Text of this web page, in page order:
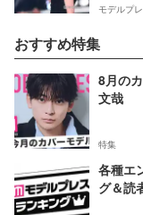
モデルプ
おすすめ特集
8月の
文哉
特集
各種エ
グ＆読